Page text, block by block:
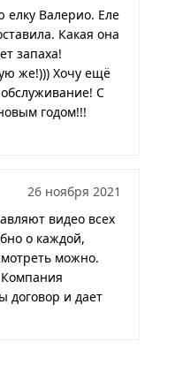
елку Валерио. Еле
Какая она
запаха!
же!))) Хочу ещё
С
годом!!!
26 ноября 2021
видео всех
о каждой,
можно.
Компания
договор и дает